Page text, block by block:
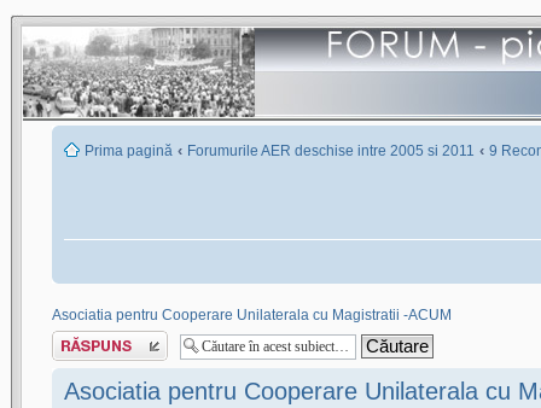
Prima pagină ‹ Forumurile AER deschise intre 2005 si 2011 ‹ 9
Asociatia pentru Cooperare Unilaterala cu Magistratii -ACUM
Scrie un răspuns
Asociatia pentru Cooperare Unilaterala cu